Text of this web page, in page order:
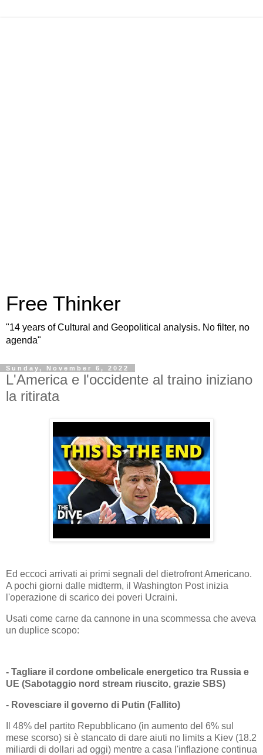
Free Thinker
"14 years of Cultural and Geopolitical analysis. No filter, no
agenda"
Sunday, November 6, 2022
L'America e l'occidente al traino iniziano
la ritirata
Ed eccoci arrivati ai primi segnali del dietrofront Americano.
A pochi giorni dalle midterm, il Washington Post inizia
l'operazione di scarico dei poveri Ucraini.
Usati come carne da cannone in una scommessa che aveva
un duplice scopo:
- Tagliare il cordone ombelicale energetico tra Russia e
UE (Sabotaggio nord stream riuscito, grazie SBS)
- Rovesciare il governo di Putin (Fallito)
Il 48% del partito Repubblicano (in aumento del 6% sul
mese scorso) si è stancato di dare aiuti no limits a Kiev (18.2
miliardi di dollari ad oggi) mentre a casa l'inflazione continua